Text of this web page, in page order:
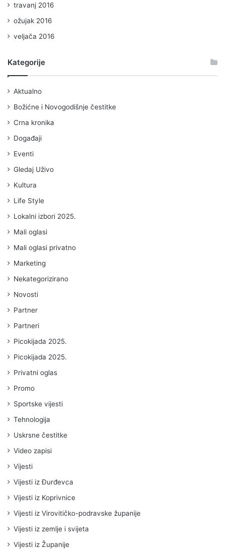
travanj 2016
ožujak 2016
veljača 2016
Kategorije
Aktualno
Božićne i Novogodišnje čestitke
Crna kronika
Događaji
Eventi
Gledaj Uživo
Kultura
Life Style
Lokalni izbori 2025.
Mali oglasi
Mali oglasi privatno
Marketing
Nekategorizirano
Novosti
Partner
Partneri
Picokijada 2025.
Picokijada 2025.
Privatni oglas
Promo
Sportske vijesti
Tehnologija
Uskrsne čestitke
Video zapisi
Vijesti
Vijesti iz Đurđevca
Vijesti iz Koprivnice
Vijesti iz Virovitičko-podravske županije
Vijesti iz zemlje i svijeta
Vijesti iz Županije